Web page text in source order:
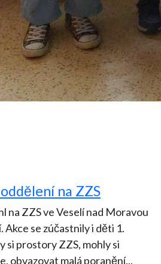
na ZZS
na ZZS ve Veselí nad Moravou
se zúčastnily i děti 1.
si prostory ZZS, mohly si
obvazovat malá poranění...